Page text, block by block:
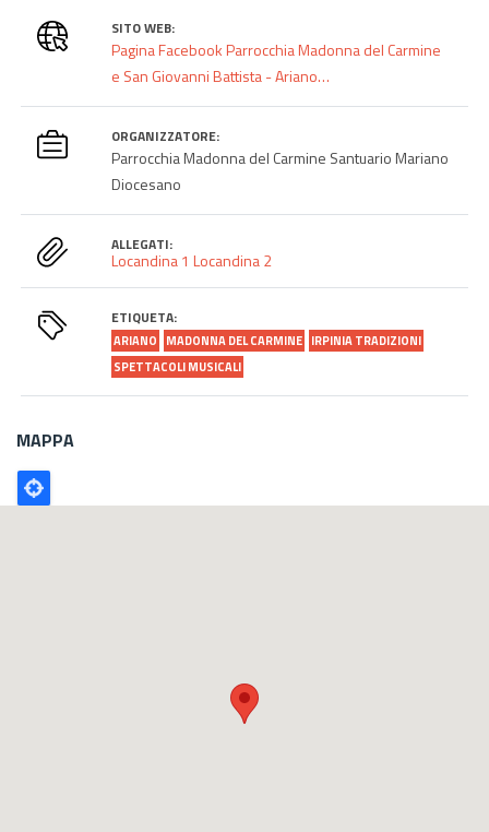
SITO WEB:
Pagina Facebook Parrocchia Madonna del Carmine
e San Giovanni Battista - Ariano…
ORGANIZZATORE:
Parrocchia Madonna del Carmine Santuario Mariano
Diocesano
ALLEGATI:
Locandina 1Locandina 2
ETIQUETA:
ARIANO MADONNA DEL CARMINE IRPINIA TRADIZIONI
SPETTACOLI MUSICALI
MAPPA
Poligono
GEO